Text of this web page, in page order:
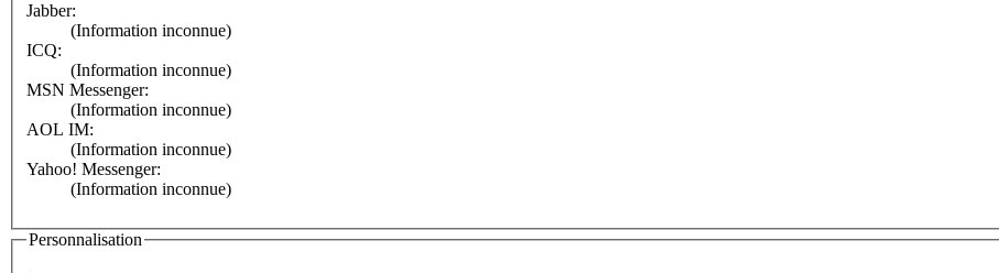
Jabber:
(Information inconnue)
ICQ:
(Information inconnue)
MSN Messenger:
(Information inconnue)
AOL IM:
(Information inconnue)
Yahoo! Messenger:
(Information inconnue)
Personnalisation